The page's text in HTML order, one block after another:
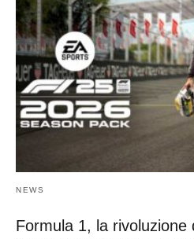
NEWS
Formula 1, la rivoluzione